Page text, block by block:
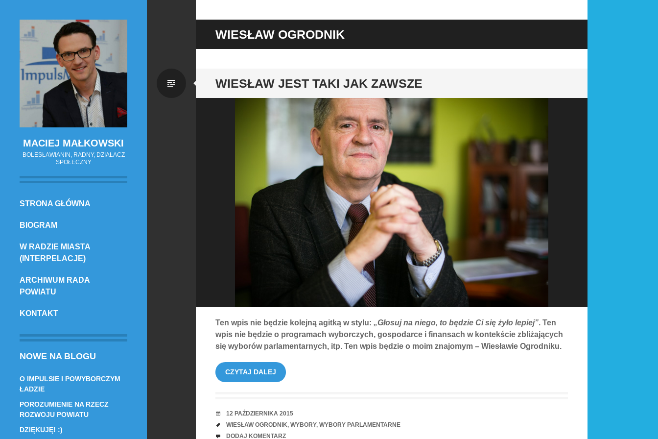
MACIEJ MAŁKOWSKI
BOLESŁAWIANIN, RADNY, DZIAŁACZ
SPOŁECZNY
PRZESKOCZ
TREŚCI
STRONA GŁÓWNA
BIOGRAM
W RADZIE MIASTA
(INTERPELACJE)
ARCHIWUM RADA
POWIATU
KONTAKT
NOWE NA BLOGU
O IMPULSIE I POWYBORCZYM
ŁADZIE
POROZUMIENIE NA RZECZ
ROZWOJU POWIATU
DZIĘKUJĘ! :)
WIESŁAW OGRODNIK
WIESŁAW JEST TAKI JAK ZAWSZE
Zwykły
Ten wpis nie będzie kolejną agitką w stylu: „Głosuj na niego, to będzie Ci się żyło lepiej”. Ten
wpis nie będzie o programach wyborczych, gospodarce i finansach w kontekście zbliżających
się wyborów parlamentarnych, itp. Ten wpis będzie o moim znajomym – Wiesławie Ogrodniku.
CZYTAJ DALEJ
RANDKA
12 PAŹDZIERNIKA 2015
TAGI
WIESŁAW OGRODNIK, WYBORY, WYBORY PARLAMENTARNE
UWAGI
DODAJ KOMENTARZ